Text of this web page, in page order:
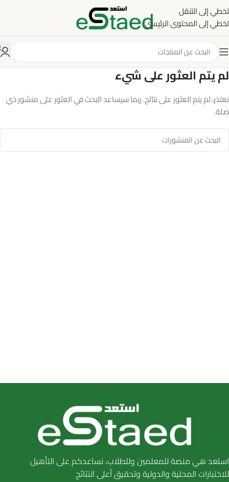
تخطي إلى التنقل
تخطي إلى المحتوى الرئيسي
لم يتم العثور على شيء
نعتذر، لم يتم العثور على نتائج. ربما سيساعد البحث في العثور على منشور ذي
صلة.
استعد هي منصة للمعلمين وللطلاب، نساعدكم على التأهيل
للاختبارات المحلية والدولية وتحقيق أعلى النتائج